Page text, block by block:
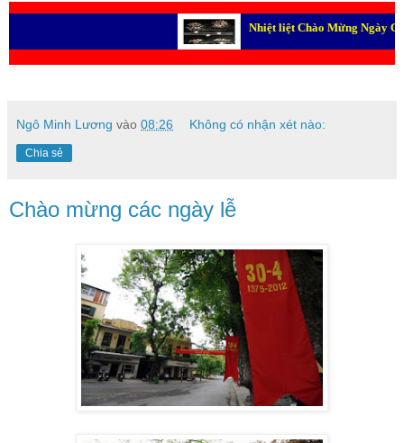
Nhiệt liệt Chào Mừng Ngày Giải
Ngô Minh Lương vào 08:26 Không có nhận xét nào:
Chia sẻ
Chào mừng các ngày lễ